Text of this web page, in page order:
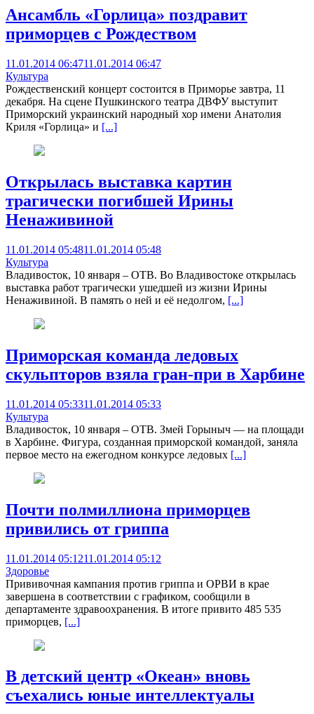
Ансамбль «Горлица» поздравит
приморцев с Рождеством
11.01.2014 06:4711.01.2014 06:47
Культура
Рождественский концерт состоится в Приморье завтра, 11
декабря. На сцене Пушкинского театра ДВФУ выступит
Приморский украинский народный хор имени Анатолия
Криля «Горлица» и [...]
Открылась выставка картин
трагически погибшей Ирины
Ненаживиной
11.01.2014 05:4811.01.2014 05:48
Культура
Владивосток, 10 января – ОТВ. Во Владивостоке открылась
выставка работ трагически ушедшей из жизни Ирины
Ненаживиной. В память о ней и её недолгом, [...]
Приморская команда ледовых
скульпторов взяла гран-при в Харбине
11.01.2014 05:3311.01.2014 05:33
Культура
Владивосток, 10 января – ОТВ. Змей Горыныч — на площади
в Харбине. Фигура, созданная приморской командой, заняла
первое место на ежегодном конкурсе ледовых [...]
Почти полмиллиона приморцев
привились от гриппа
11.01.2014 05:1211.01.2014 05:12
Здоровье
Прививочная кампания против гриппа и ОРВИ в крае
завершена в соответствии с графиком, сообщили в
департаменте здравоохранения. В итоге привито 485 535
приморцев, [...]
В детский центр «Океан» вновь
съехались юные интеллектуалы